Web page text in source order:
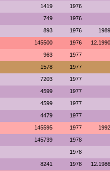
1419 1976
749 1976
893 1976 1989
145500 1976 12.1990
963 1977
1578 1977
7203 1977
4599 1977
4599 1977
4479 1977
145595 1977 1992
145739 1978
1978
8241 1978 12.1986